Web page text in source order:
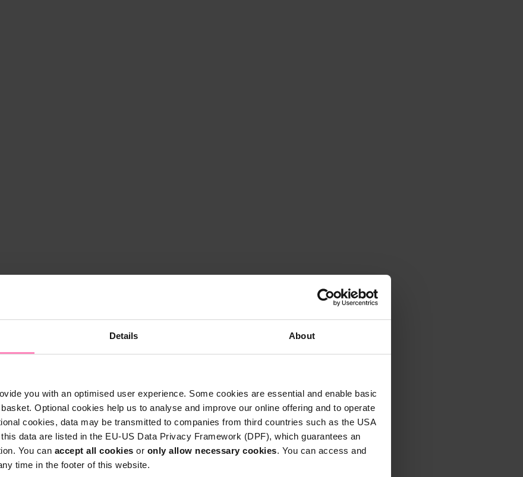
Details About
you with an optimised user experience. Some cookies are essential and enable basic
Optional cookies help us to analyse and improve our online offering and to operate
cookies, data may be transmitted to companies from third countries such as the USA
data are listed in the EU-US Data Privacy Framework (DPF), which guarantees an
You can accept all cookies or only allow necessary cookies. You can access and
time in the footer of this website.